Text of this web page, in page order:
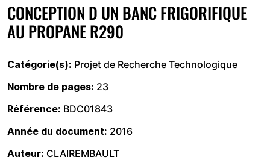
CONCEPTION D UN BANC FRIGORIFIQUE
AU PROPANE R290
Catégorie(s) Projet de Recherche Technologique
Nombre de pages 23
Référence BDC01843
Année du document 2016
Auteur CLAIREMBAULT